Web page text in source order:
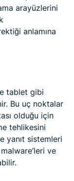
arayüzlerini
anlamına
tablet gibi
Bu uç noktalar
olduğu için
tehlikesini
yanıt sistemleri
ve